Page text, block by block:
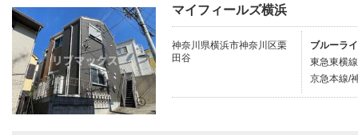
マイフィールズ横浜
神奈川県横浜市神奈川区栗
田谷
ブルーラ
東急東横
京急本線/